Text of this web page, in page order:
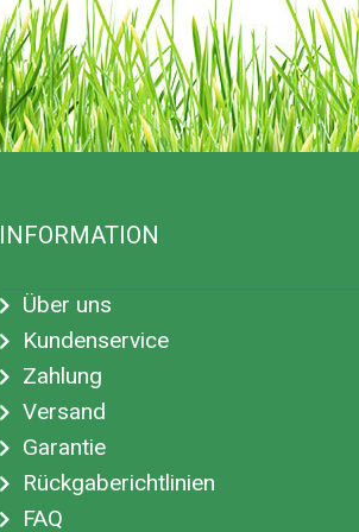
INFORMATION
Über uns
Kundenservice
Zahlung
Versand
Garantie
Rückgaberichtlinien
FAQ